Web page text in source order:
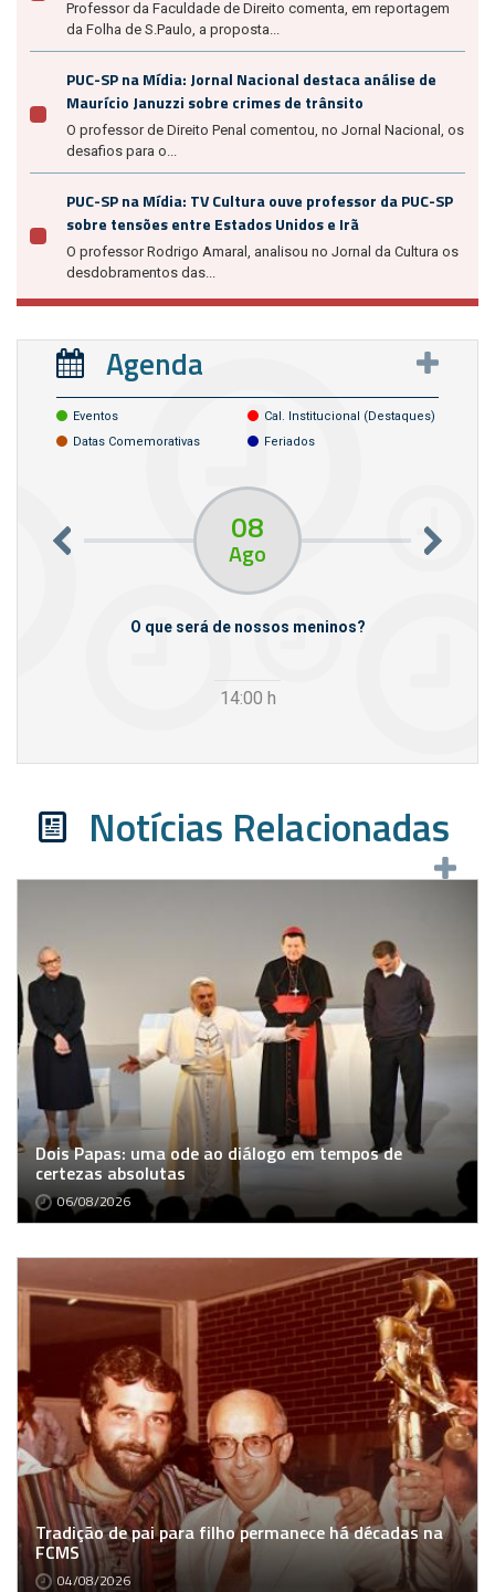
Professor da Faculdade de Direito comenta, em reportagem
da Folha de S.Paulo, a proposta...
PUC-SP na Mídia: Jornal Nacional destaca análise de
Maurício Januzzi sobre crimes de trânsito
O professor de Direito Penal comentou, no Jornal Nacional, os
desafios para o...
PUC-SP na Mídia: TV Cultura ouve professor da PUC-SP
sobre tensões entre Estados Unidos e Irã
O professor Rodrigo Amaral, analisou no Jornal da Cultura os
desdobramentos das...
Agenda
Eventos
Cal. Institucional (destaques)
Datas Comemorativas
Feriados
08
Ago
O que será de nossos meninos?
14:00 h
Notícias Relacionadas
Dois Papas: uma ode ao diálogo em tempos de
certezas absolutas
06/08/2026
Tradição de pai para filho permanece há décadas na
FCMS
04/08/2026